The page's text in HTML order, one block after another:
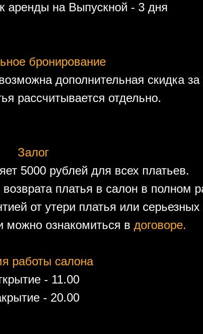
аренды на Выпускной - 3 дня
бронирование
дополнительная скидка
рассчитывается отдельно.
Залог
5000 рублей для всех платьев.
платья в салон в полном
от утери платья или
ознакомиться в договоре.
работы салона
- 11.00
- 20.00